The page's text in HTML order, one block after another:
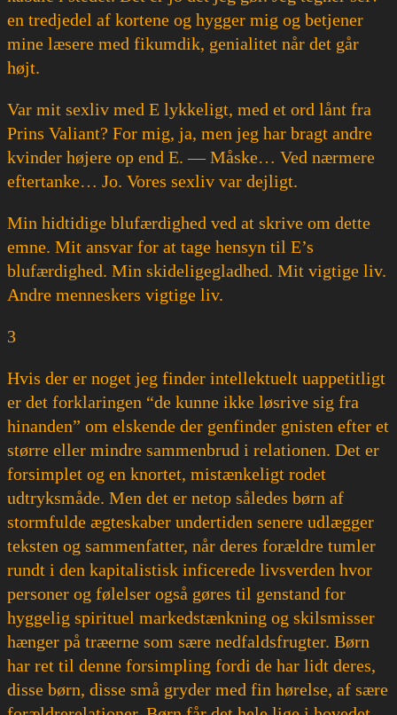
en tredjedel af kortene og hygger mig og betjener
mine læsere med fikumdik, genialitet når det går
højt.
Var mit sexliv med E lykkeligt, med et ord lånt fra
Prins Valiant? For mig, ja, men jeg har bragt andre
kvinder højere op end E. — Måske… Ved nærmere
eftertanke… Jo. Vores sexliv var dejligt.
Min hidtidige blufærdighed ved at skrive om dette
emne. Mit ansvar for at tage hensyn til E’s
blufærdighed. Min skideligegladhed. Mit vigtige liv.
Andre menneskers vigtige liv.
3
Hvis der er noget jeg finder intellektuelt uappetitligt
er det forklaringen “de kunne ikke løsrive sig fra
hinanden” om elskende der genfinder gnisten efter et
større eller mindre sammenbrud i relationen. Det er
forsimplet og en knortet, mistænkeligt rodet
udtryksmåde. Men det er netop således børn af
stormfulde ægteskaber undertiden senere udlægger
teksten og sammenfatter, når deres forældre tumler
rundt i den kapitalistisk inficerede livsverden hvor
personer og følelser også gøres til genstand for
hyggelig spirituel markedstænkning og skilsmisser
hænger på træerne som sære nedfaldsfrugter. Børn
har ret til denne forsimpling fordi de har lidt deres,
disse børn, disse små gryder med fin hørelse, af sære